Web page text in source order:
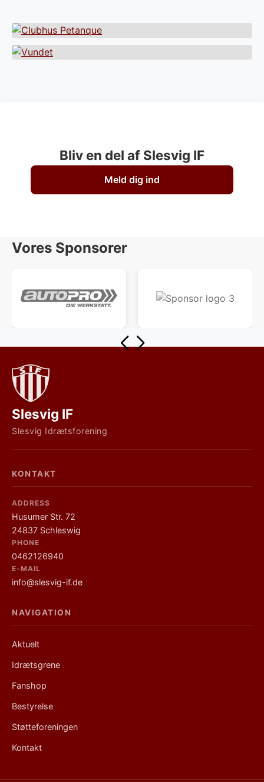
Bliv en del af Slesvig IF
Meld dig ind
Vores Sponsorer
Slesvig IF
Slesvig Idrætsforening
KONTAKT
ADDRESS
Husumer Str. 72
24837 Schleswig
PHONE
0462126940
E-MAIL
info@slesvig-if.de
NAVIGATION
Links
Aktuelt
Idrætsgrene
Fanshop
Bestyrelse
Støtteforeningen
Kontakt